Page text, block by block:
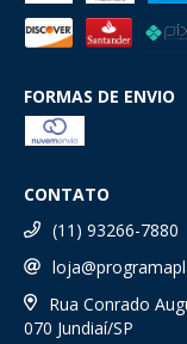
FORMAS DE ENVIO
CONTATO
(11) 93266-7880
Rua Conrado
070 Jundiaí/SP